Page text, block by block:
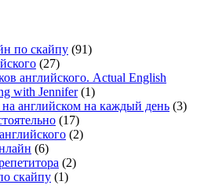
по скайпу (91)
(27)
английского. Actual English
with Jennifer(1)
английском на каждый день (3)
(17)
(2)
(6)
(2)
скайпу (1)